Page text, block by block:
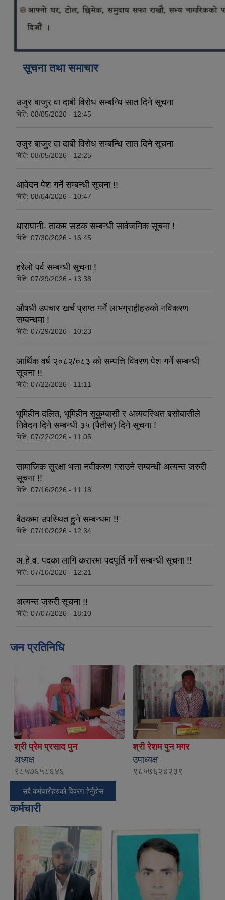
सूचना तथा समाचार
उजुर बाजुर वा दाबी विरोध सम्बन्धि सात दिने सूचना
मिति: 08/05/2026 - 12:45
उजुर बाजुर वा दाबी विरोध सम्बन्धि सात दिने सूचना
मिति: 08/05/2026 - 12:25
आवेदन पेश गर्ने सम्बन्धी सूचना !!
मिति: 08/04/2026 - 10:47
धारापानी- ताकम सडक सम्बन्धी सार्वजनिक सूचना !
मिति: 07/30/2026 - 16:45
हरेलो पर्व सम्बन्धी सूचना !
मिति: 07/29/2026 - 13:38
औषधी उपचार खर्च प्राप्त गर्ने लाभग्राहीहरुको नविकरण
सम्बन्धमा !
मिति: 07/29/2026 - 10:23
आर्थिक वर्ष २०८२/०८३ को सम्पत्ति विवरण पेश गर्ने सम्बन्धी
सूचना !!
मिति: 07/22/2026 - 11:11
भूमिहीन दलित, भूमिहीन सुकुम्बासी र अव्यवस्थित बसोबासीले
निवेदन दिने सम्बन्धी ३५ (पैतीस) दिने सूचना !
मिति: 07/22/2026 - 11:05
सामाजिक सुरक्षा भत्ता नवीकरण गराउने सम्बन्धी अत्यन्त जरुरी
सूचना !!
मिति: 07/16/2026 - 11:18
बैठकमा उपस्थित हुने सम्बन्धमा !!
मिति: 07/10/2026 - 12:34
अ.हे.व. पदका लागि करारमा पदपूर्ति गर्ने सम्बन्धी सूचना !!
मिति: 07/10/2026 - 12:21
अत्यन्त जरुरी सूचना !!
मिति: 07/07/2026 - 18:10
जन प्रतिनिधि
श्री प्रेम प्रसाद पुन
अध्यक्ष
९८५७६५८६४६
श्री रेशम पुन मगर
उपाध्यक्ष
९८५७६२४२३९
सबै कर्मचारीहरुको विवरण हेर्नुहोस
कर्मचारी